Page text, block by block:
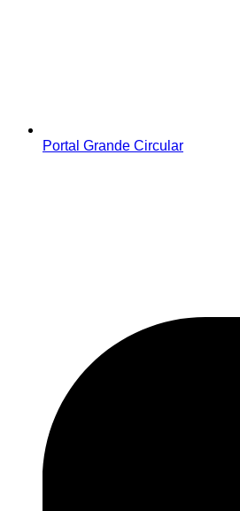
Portal Grande Circular